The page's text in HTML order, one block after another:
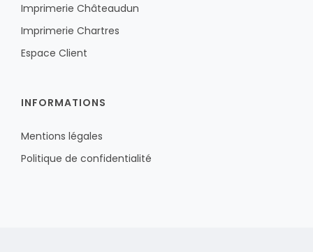
Imprimerie Châteaudun
Imprimerie Chartres
Espace Client
INFORMATIONS
Mentions légales
Politique de confidentialité